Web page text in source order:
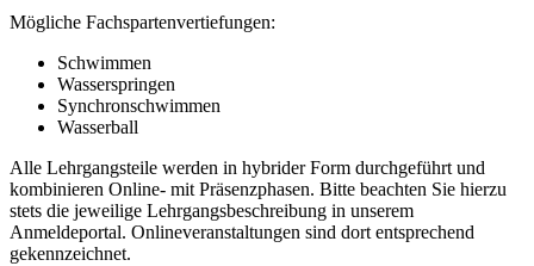
Mögliche Fachspartenvertiefungen:
Schwimmen
Wasserspringen
Synchronschwimmen
Wasserball
Alle Lehrgangsteile werden in hybrider Form durchgeführt und
kombinieren Online- mit Präsenzphasen. Bitte beachten Sie hierzu
stets die jeweilige Lehrgangsbeschreibung in unserem
Anmeldeportal. Onlineveranstaltungen sind dort entsprechend
gekennzeichnet.